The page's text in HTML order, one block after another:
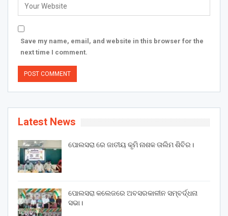
Save my name, email, and website in this browser for the
next time I comment.
Latest News
ପୋଲସରା ରେ ଜାତୀୟ କୃମି ନାଶକ ତାଲିମ ଶିବିର।
ପୋଲସରା କଲେଜରେ ଅବସରକାଳୀନ ସମ୍ବର୍ଦ୍ଧନା
ସଭା।